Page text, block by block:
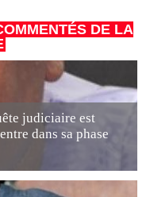
DE LA
judiciaire est
dans sa phase